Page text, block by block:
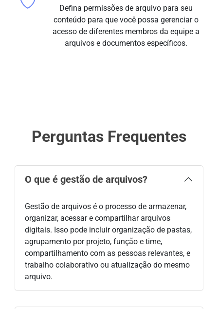
Defina permissões de arquivo para seu
conteúdo para que você possa gerenciar o
acesso de diferentes membros da equipe a
arquivos e documentos específicos.
Perguntas Frequentes
O que é gestão de arquivos?
Gestão de arquivos é o processo de armazenar,
organizar, acessar e compartilhar arquivos
digitais. Isso pode incluir organização de pastas,
agrupamento por projeto, função e time,
compartilhamento com as pessoas relevantes, e
trabalho colaborativo ou atualização do mesmo
arquivo.